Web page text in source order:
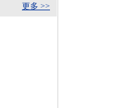
更多 >>